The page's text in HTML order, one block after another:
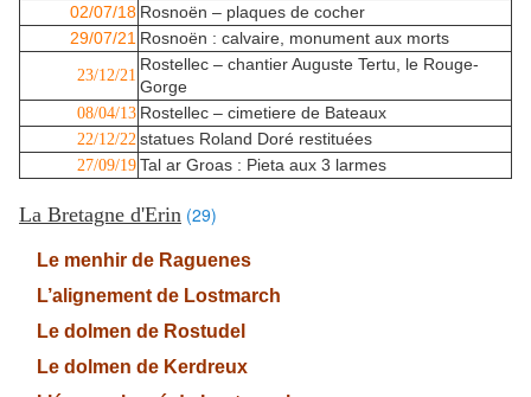
02/07/18 Rosnoën – plaques de cocher
29/07/21 Rosnoën : calvaire, monument aux morts
23/12/21
Rostellec – chantier Auguste Tertu, le Rouge-
Gorge
08/04/13 Rostellec – cimetiere de Bateaux
22/12/22 statues Roland Doré restituées
27/09/19 Tal ar Groas : Pieta aux 3 larmes
La Bretagne d'Erin (29)
Le menhir de Raguenes
L’alignement de Lostmarch
Le dolmen de Rostudel
Le dolmen de Kerdreux